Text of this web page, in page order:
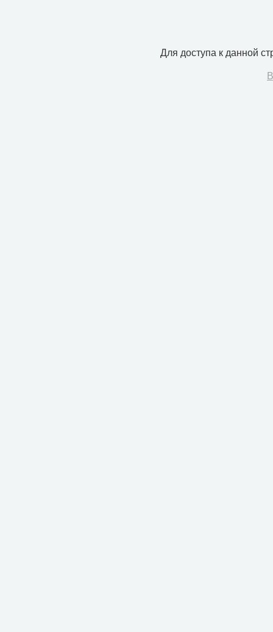
Для доступа к данной